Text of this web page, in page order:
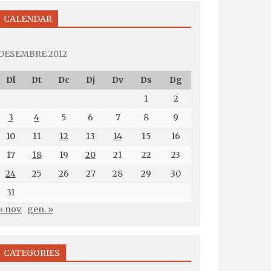
CALENDAR
2012
Dl Dt Dc Dj Dv Ds
Dg
1
2
3
4 5 6 7 8
9
10
11 12 13 14 15
16
17
18 19 20 21 22
23
24
25 26 27 28 29
30
31
nov. gen. »
CATEGORIES